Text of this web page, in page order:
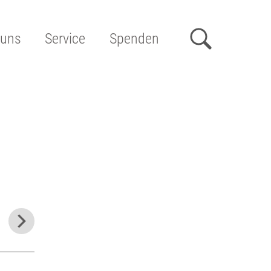
Service Spenden